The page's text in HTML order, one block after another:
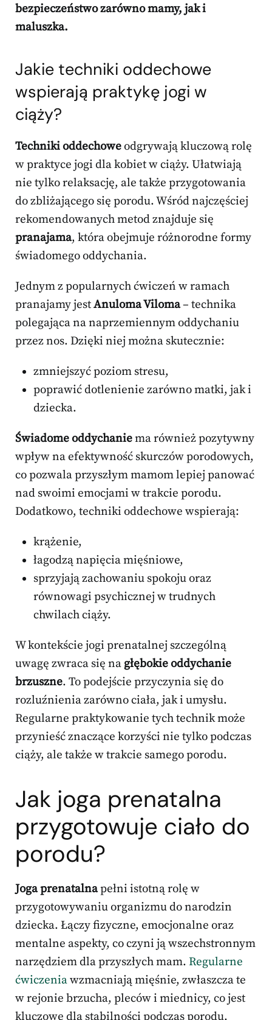
bezpieczeństwo zarówno mamy, jak i
maluszka.
Jakie techniki oddechowe
wspierają praktykę jogi w
ciąży?
Techniki oddechoweodgrywają kluczową rolę
w praktyce jogi dla kobiet w ciąży. Ułatwiają
nie tylko relaksację, ale także przygotowania
do zbliżającego się porodu. Wśród najczęściej
rekomendowanych metod znajduje się
pranajama, która obejmuje różnorodne formy
świadomego oddychania.
Jednym z popularnych ćwiczeń w ramach
pranajamy jestAnuloma Viloma– technika
polegająca na naprzemiennym oddychaniu
przez nos. Dzięki niej można skutecznie:
zmniejszyć poziom stresu,
poprawić dotlenienie zarówno matki, jak i
dziecka.
Świadome oddychaniema również pozytywny
wpływ na efektywność skurczów porodowych,
co pozwala przyszłym mamom lepiej panować
nad swoimi emocjami w trakcie porodu.
Dodatkowo, techniki oddechowe wspierają:
krążenie,
łagodzą napięcia mięśniowe,
sprzyjają zachowaniu spokoju oraz
równowagi psychicznej w trudnych
chwilach ciąży.
W kontekście jogi prenatalnej szczególną
uwagę zwraca się na głębokie oddychanie
brzuszne. To podejście przyczynia się do
rozluźnienia zarówno ciała, jak i umysłu.
Regularne praktykowanie tych technik może
przynieść znaczące korzyści nie tylko podczas
ciąży, ale także w trakcie samego porodu.
Jak joga prenatalna
przygotowuje ciało do
porodu?
Joga prenatalnapełni istotną rolę w
przygotowywaniu organizmu do narodzin
dziecka. Łączy fizyczne, emocjonalne oraz
mentalne aspekty, co czyni ją wszechstronnym
narzędziem dla przyszłych mam. Regularne
ćwiczeniawzmacniają mięśnie, zwłaszcza te
w rejonie brzucha, pleców i miednicy, co jest
kluczowe dla stabilności podczas porodu.